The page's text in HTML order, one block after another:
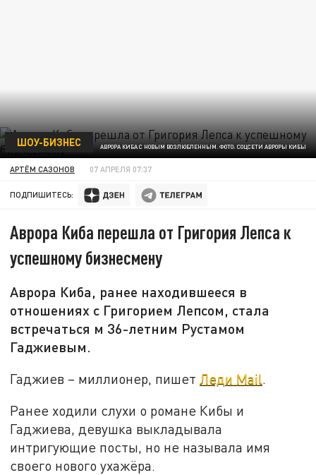
АВРОРА КИБА С НОВЫМ ВОЗЛЮБЛЕННЫМ. ФОТО: СОЦСЕТИ АВРОРЫ КИБЫ
ШОУ-БИЗНЕС
АРТЁМ САЗОНОВ 07 АПРЕЛЯ 07:37
ПОДПИШИТЕСЬ:
Аврора Киба перешла от Григория Лепса к
успешному бизнесмену
Аврора Киба, ранее находившееся в
отношениях с Григорием Лепсом, стала
встречаться м 36-летним Рустамом
Гаджиевым.
Гаджиев – миллионер, пишетЛеди Mail.
Ранее ходили слухи о романе Кибы и
Гаджиева, девушка выкладывала
интригующие посты, но не называла имя
своего нового ухажёра.